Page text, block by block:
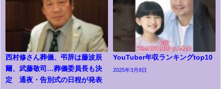
西村修さん葬儀、弔辞は藤波辰
爾、武藤敬司…葬儀委員長も決
定 通夜・告別式の日程が発表
YouTuber年収ランキングtop10
2025年3月8日